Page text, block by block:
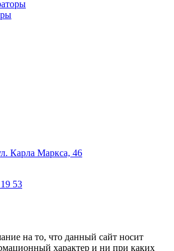
Карла Маркса, 46
53
на то, что данный сайт носит
характер и ни при каких